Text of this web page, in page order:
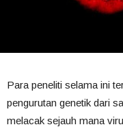
Para peneliti selama ini
pengurutan genetik dari
melacak sejauh mana